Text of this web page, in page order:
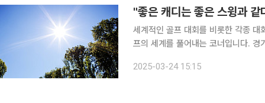
세계적인 골프 대회를 비롯한 각종
프의 세계를 풀어내는 코너입니다.
엇일까요. 흔히들 '좋은 스윙이 좋은
2025-03-24 15:15